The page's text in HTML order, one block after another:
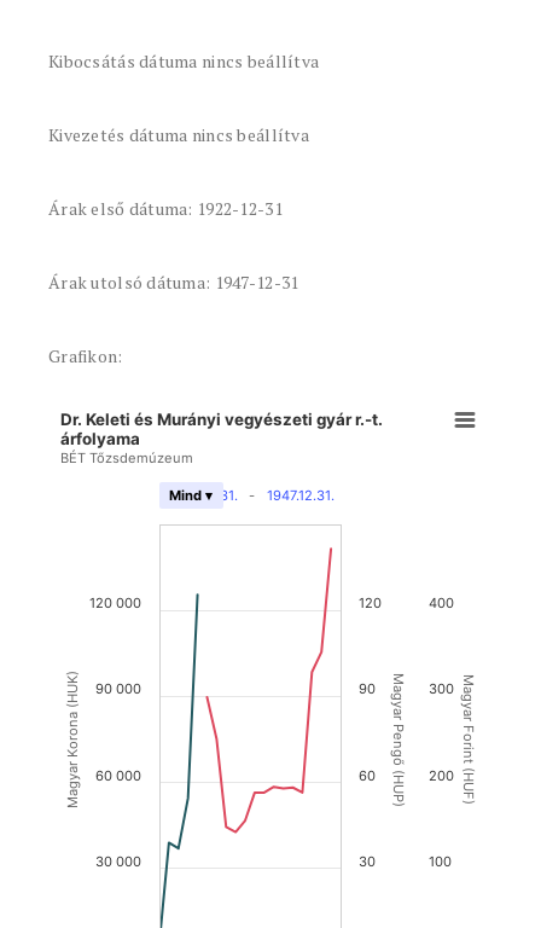
Kibocsátás dátuma nincs beállítva
Kivezetés dátuma nincs beállítva
Árak első dátuma: 1922-12-31
Árak utolsó dátuma: 1947-12-31
Grafikon:
Magyar Korona (HUK) Magyar Pengő (HUP) Magyar Forint (HUF)
Dr. Keleti és Murányi vegyészeti gyár r.-t.
árfolyama
BÉT Tőzsdemúzeum
1922.12.31. - 1947.12.31.
Mind ▾
30 000
60 000
90 000
120 000
30
60
90
120 400
100
200
300